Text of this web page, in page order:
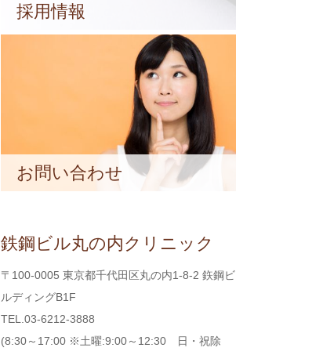
採用情報
お問い合わせ
鉄鋼ビル丸の内クリニック
〒100-0005 東京都千代田区丸の内1-8-2 鉃鋼ビ
ルディングB1F
TEL.03-6212-3888
(8:30～17:00 ※土曜:9:00～12:30 日・祝除